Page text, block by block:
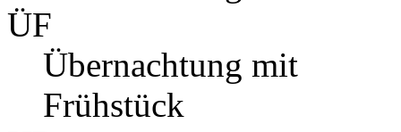
ÜF
Übernachtung mit
Frühstück